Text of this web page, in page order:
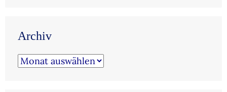
Archiv
Archiv